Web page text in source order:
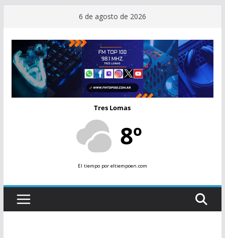
contenido
6 de agosto de 2026
Tres Lomas
8º
El tiempopor eltiempoen.com